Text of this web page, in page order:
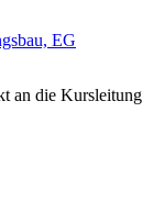
EG
an die Kursleitung